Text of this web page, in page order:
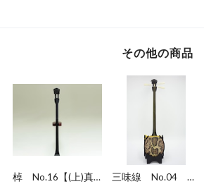
その他の商品
棹 No.16【(上)真
三味線 No.04 南